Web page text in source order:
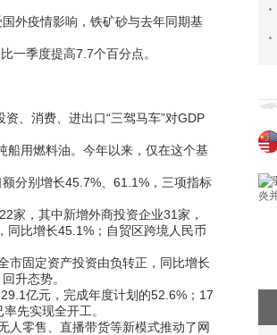
外疫情影响，铁矿砂与去年同期基
季度提高7.7个百分点。
、消费、进出口“三驾马车”对GDP
用燃料油。今年以来，仅在这个基
分别增长45.7%、61.1%，三项指标
，其中新增外商投资企业31家，
同比增长45.1%；自贸区跨境人民币
固定资产投资由负转正，同比增长
升态势。
亿元，完成年度计划的52.6%；17
先实现全开工。
零售、直播带货等新模式推动了网